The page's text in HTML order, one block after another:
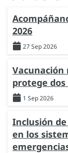
2026
27 Sep 2026
protege dos
1 Sep 2026
Inclusión de
en los